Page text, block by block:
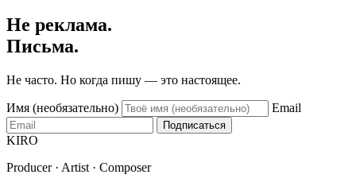
Не реклама.
Письма.
Не часто. Но когда пишу — это настоящее.
Имя (необязательно) Email
Подписаться
KIRO
Producer · Artist · Composer